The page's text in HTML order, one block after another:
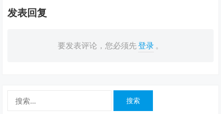
发表回复
要发表评论，您必须先登录。